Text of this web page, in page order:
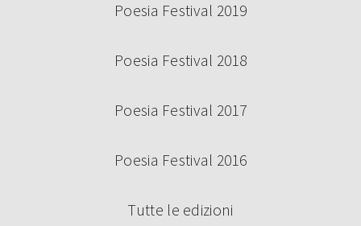
Poesia Festival 2019
Poesia Festival 2018
Poesia Festival 2017
Poesia Festival 2016
Tutte le edizioni